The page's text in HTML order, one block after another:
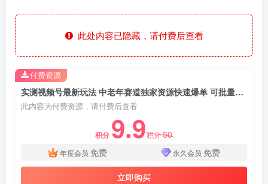
此处内容已隐藏，请付费后查看
实测视频号最新玩法 中老年赛道独家资源快速爆单 可批量矩阵 日盈1000+ 月入3W+ 附保姆级教程
此内容为付费资源，请付费后查看
积分 9.9积分50
年度会员 免费 永久会员 免费
立即购买
付费资源